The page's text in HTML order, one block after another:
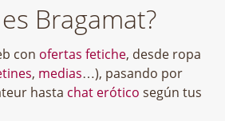
Bragamat?
con ofertas fetiche, desde ropa
, medias…), pasando por
hasta chat erótico según tus